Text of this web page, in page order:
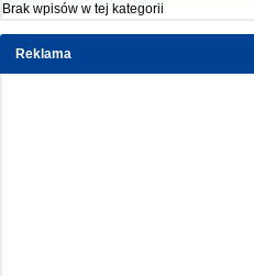
Brak wpisów w tej kategorii
Reklama